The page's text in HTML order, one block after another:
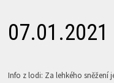
07.01.2021
Info z lodi: Za lehkého sněžení